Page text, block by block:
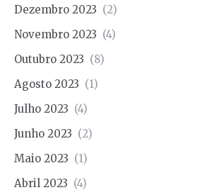
Dezembro 2023 (2)
Novembro 2023 (4)
Outubro 2023 (8)
Agosto 2023 (1)
Julho 2023 (4)
Junho 2023 (2)
Maio 2023 (1)
Abril 2023 (4)